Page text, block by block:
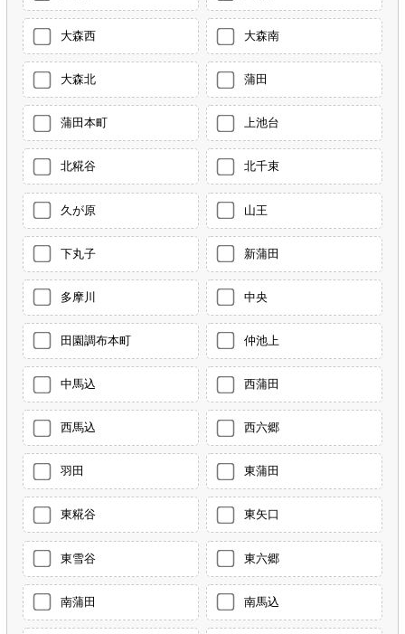
大森西 大森南
大森北 蒲田
蒲田本町 上池台
北糀谷 北千束
久が原 山王
下丸子 新蒲田
多摩川 中央
田園調布本町 仲池上
中馬込 西蒲田
西馬込 西六郷
羽田 東蒲田
東糀谷 東矢口
東雪谷 東六郷
南蒲田 南馬込